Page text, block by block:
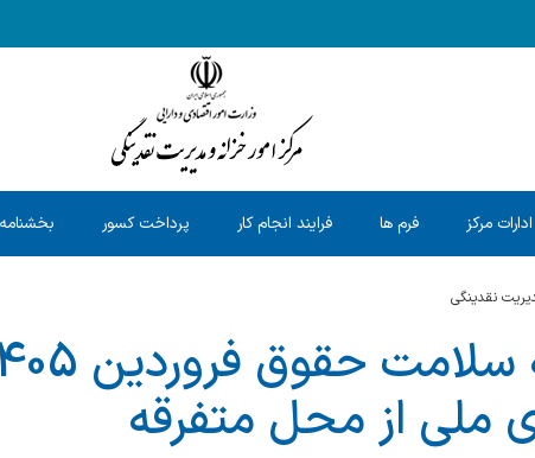
ادارات مرکز فرم ها فرایند انجام کار پرداخت کسور
نقدینگی
کسور بیمه سلامت حقوق
ملی از محل متفرقه